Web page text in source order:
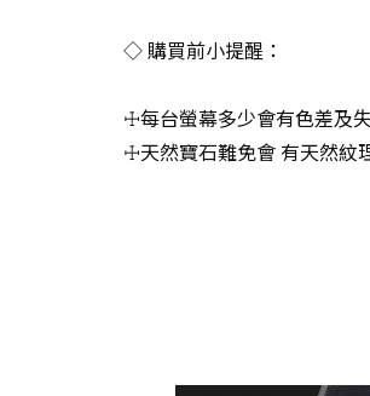
◇ 購買前小提醒：
☩每台螢幕多少會有色差及
☩天然寶石難免會 有天然紋